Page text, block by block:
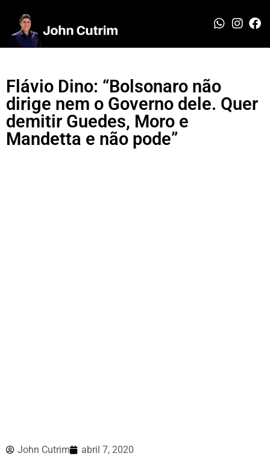
Flávio Dino: “Bolsonaro não
dirige nem o Governo dele. Quer
demitir Guedes, Moro e
Mandetta e não pode”
John Cutrim abril 7, 2020